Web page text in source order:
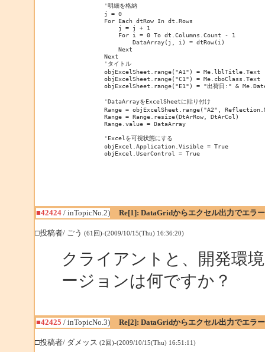
            '明細を格納
            j = 0
            For Each dtRow In dt.Rows
                j = j + 1
                For i = 0 To dt.Columns.Count - 1
                    DataArray(j, i) = dtRow(i)
                Next
            Next
            'タイトル
            objExcelSheet.range("A1") = Me.lblTitle.Text
            objExcelSheet.range("C1") = Me.cboClass.Text
objExcelSheet.range("E1") = "出荷日:" &
            'DataArrayをExcelSheetに貼り付け
Range = objExcelSheet.range("A2",
            Range = Range.resize(DtArRow, DtArCol)
            Range.value = DataArray
            'Excelを可視状態にする
            objExcel.Application.Visible = True
            objExcel.UserControl = True
■42424/ inTopicNo.2) Re[1]: DataGridからエクセル出力でエラー
□投稿者/ ごう (61回)-(2009/10/15(Thu) 16:36:20)
クライアントと、開発環
ージョンは何ですか？
■42425 / inTopicNo.3) Re[2]: DataGridからエクセル出力でエラー
□投稿者/ ダメッス (2回)-(2009/10/15(Thu) 16:51:11)